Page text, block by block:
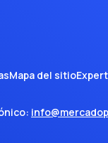
Mapa del sitio